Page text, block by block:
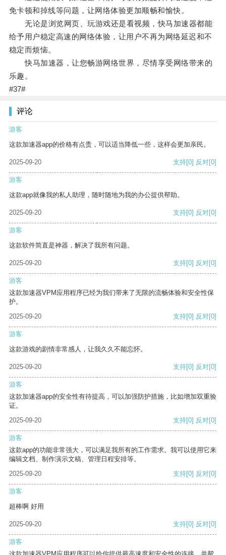
免卡顿和掉线等问题，让网络体验更加顺畅和愉快。
无论是浏览网页、玩游戏还是看视频，快马加速器都能
给予用户稳定高速的网络体验，让用户不再为网络延迟和不
稳定而烦恼。
快马加速器，让您畅游网络世界，尽情享受网络带来的
乐趣。
#37#
评论
游客
这款加速器app的价格有点贵，可以适当降低一些，这样会更加亲民。
2025-09-20 支持[0] 反对[0]
游客
这款app就像我的私人助理，随时随地为我的办公提供帮助。
2025-09-20 支持[0] 反对[0]
游客
这款软件简直是神器，解决了我所有问题。
2025-09-20 支持[0] 反对[0]
游客
这款加速器VPM应用程序已经为我们带来了无限的流畅体验和安全性保
护。
2025-09-20
支持[0] 反对[0]
游客
这款游戏的剧情非常感人，让我久久不能忘怀。
2025-09-20 支持[0] 反对[0]
游客
这款加速器app的安全性有待提高，可以加强防护措施，比如增加双重验
证。
2025-09-20
支持[0] 反对[0]
游客
这款app的功能非常强大，可以满足我所有的工作需求。我可以使用它来
编辑文档、制作演示文稿、管理日程安排等。
2025-09-20
支持[0] 反对[0]
游客
超棒啊 好用
2025-09-20 支持[0] 反对[0]
游客